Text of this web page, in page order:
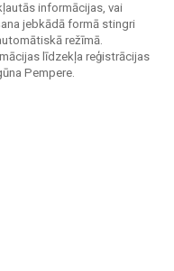
informācijas, vai
jebkādā formā stingri
režīmā.
līdzekļa reģistrācijas
Pempere.